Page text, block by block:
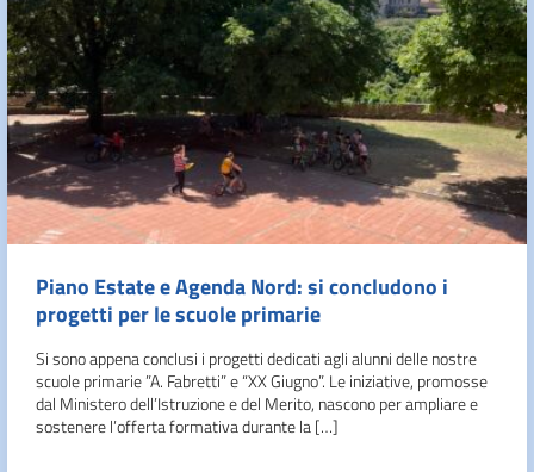
Piano Estate e Agenda Nord: si concludono i
progetti per le scuole primarie
Si sono appena conclusi i progetti dedicati agli alunni delle nostre
scuole primarie ”A. Fabretti” e “XX Giugno”. Le iniziative, promosse
dal Ministero dell’Istruzione e del Merito, nascono per ampliare e
sostenere l’offerta formativa durante la […]